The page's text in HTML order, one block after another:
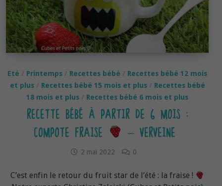
Eté Printemps Recettes bébé
Recettes bébé 12 mois
et plus/ Recettes bébé 15 mois et plus/ Recettes bébé
18 mois et plus
Recettes bébé 6 mois et plus
RECETTE BÉBÉ À PARTIR DE 6 MOIS :
COMPOTE FRAISE
– VERVEINE
2 mai 2022 0
C’est enfin le retour du fruit star de l’été : la fraise !